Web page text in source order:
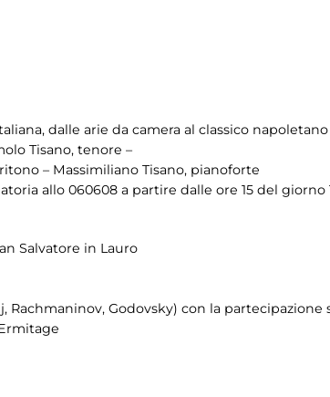
dalle arie da camera al classico napoletano
Tisano, tenore –
– Massimiliano Tisano, pianoforte
allo 060608 a partire dalle ore 15 del giorno
Salvatore in Lauro
Rachmaninov, Godovsky) con la